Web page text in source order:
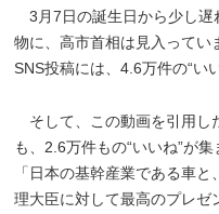
3月7日の誕生日から少し遅
物に、高市首相は見入ってい
SNS投稿には、4.6万件の“い
そして、この動画を引用し
も、2.6万件もの“いいね”が
「日本の基幹産業である車
理大臣に対して最高のプレ